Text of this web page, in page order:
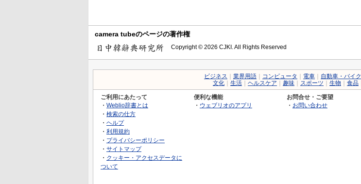
camera tubeのページの著作権
Copyright © 2026 CJKI. All Rights Reserved
ビジネス 業界用語 コンピュータ 電車 自動車・バイク
文化
生活 ヘルスケア 趣味 スポーツ 生物 食品
ご利用にあたって
・ Weblio辞書とは
・ 検索の仕方
・ ヘルプ
・ 利用規約
・ プライバシーポリシー
・ サイトマップ
・ クッキー・アクセスデータに
ついて
便利な機能
・ ウェブリオのアプリ
お問合せ・ご要望
・ お問い合わせ